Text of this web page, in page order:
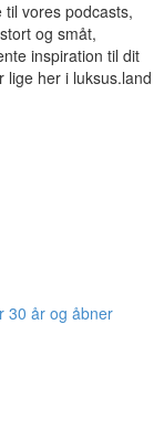
vores podcasts,
og småt,
inspiration til dit
her i luksus.land
30 år og åbner